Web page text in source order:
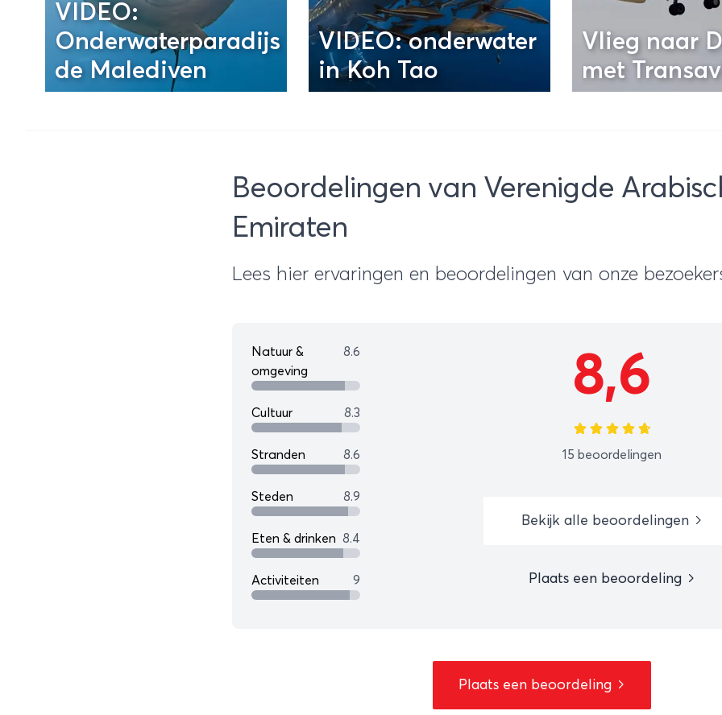
VIDEO:
Onderwaterparadijs
de Malediven
VIDEO: onderwater
in Koh Tao
Vlieg naar
met
Beoordelingen van Verenigde
Emiraten
Lees hier ervaringen en beoordelingen van onze
Natuur &
omgeving
8.6
Cultuur 8.3
Stranden 8.6
Steden 8.9
Eten & drinken 8.4
Activiteiten 9
8,6
15 beoordelingen
Bekijk alle beoordelingen
Plaats een beoordeling
Plaats een beoordeling